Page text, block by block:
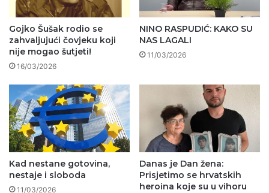
Gojko Šušak rodio se
zahvaljujući čovjeku koji
nije mogao šutjeti!
16/03/2026
NINO RASPUDIĆ: KAKO SU
NAS LAGALI
11/03/2026
Kad nestane gotovina,
nestaje i sloboda
11/03/2026
Danas je Dan žena:
Prisjetimo se hrvatskih
heroina koje su u vihoru